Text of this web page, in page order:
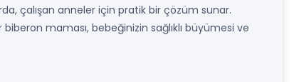
çalışan anneler için pratik bir çözüm sunar.
maması, bebeğinizin sağlıklı büyümesi ve